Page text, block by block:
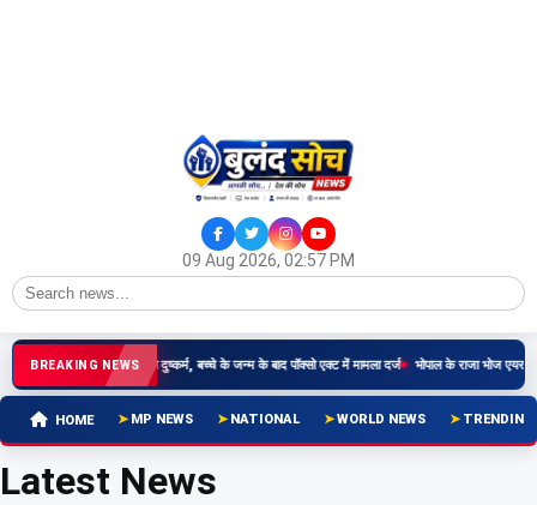
09 Aug 2026, 02:57 PM
BREAKING NEWS
किशोरी से रिश्तेदार ने किया दुष्कर्म, बच्चे के जन्म के बाद पॉक्सो एक्ट में मामला दर्ज भोपाल के राजा भोज
HOME MP NEWS NATIONAL WORLD NEWS TRENDING
Latest News